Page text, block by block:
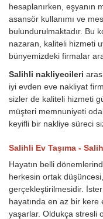
hesaplanırken, eşyanın
asansör kullanımı ve
bulundurulmaktadır. Bu
nazaran, kaliteli hizmeti
bünyemizdeki firmalar
Salihli nakliyecileri
iyi evden eve nakliyat
sizler de kaliteli hizmeti
müşteri memnuniyeti
keyifli bir nakliye süreci
Salihli Ev Taşıma -
Hayatın belli
herkesin ortak
gerçekleştirilmesidir.
hayatında en az bir kere
yaşarlar. Oldukça stresli